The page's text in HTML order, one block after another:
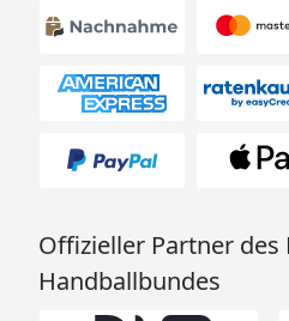
Offizieller Partner des
Handballbundes